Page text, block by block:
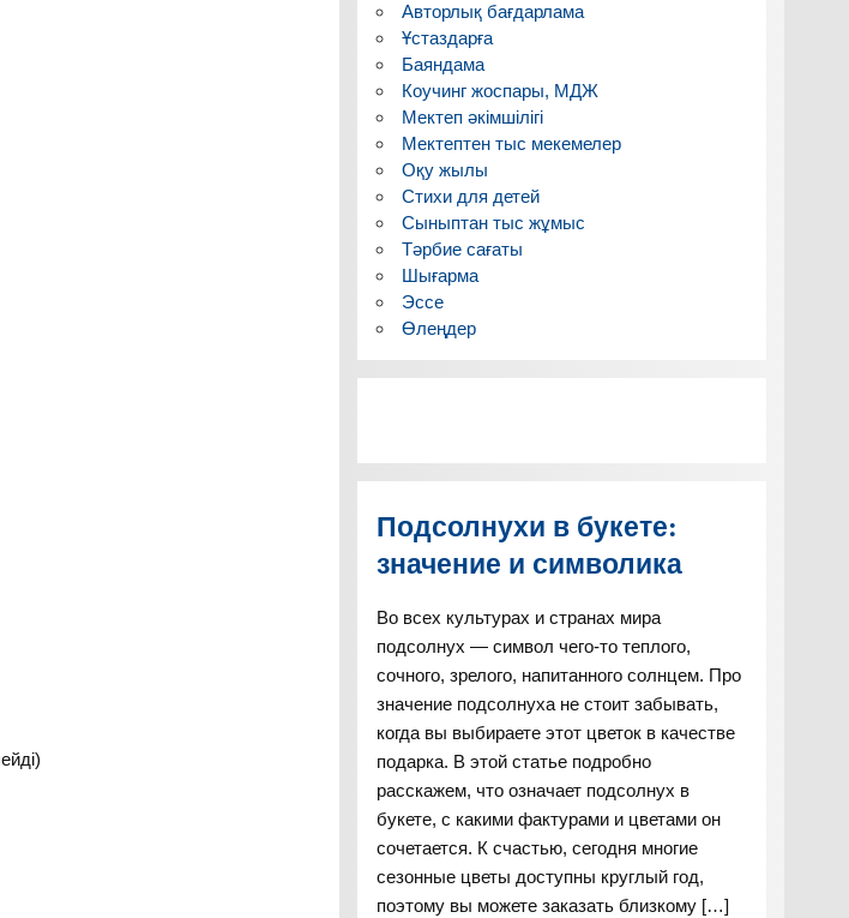
Авторлық бағдарлама
Ұстаздарға
Баяндама
Коучинг жоспары, МДЖ
Мектеп әкімшілігі
Мектептен тыс мекемелер
Оқу жылы
Стихи для детей
Сыныптан тыс жұмыс
Тәрбие сағаты
Шығарма
Эссе
Өлеңдер
Подсолнухи в букете:
значение и символика
Во всех культурах и странах мира
подсолнух — символ чего-то теплого,
сочного, зрелого, напитанного солнцем. Про
значение подсолнуха не стоит забывать,
когда вы выбираете этот цветок в качестве
подарка. В этой статье подробно
расскажем, что означает подсолнух в
букете, с какими фактурами и цветами он
сочетается. К счастью, сегодня многие
сезонные цветы доступны круглый год,
поэтому вы можете заказать близкому […]